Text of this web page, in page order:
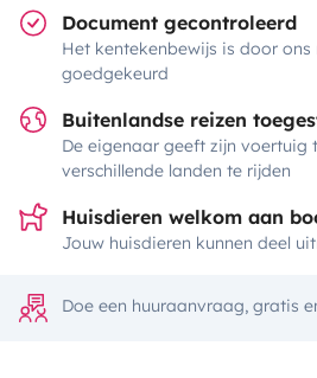
Document gecontroleerd
Het kentekenbewijs is door ons
goedgekeurd
Buitenlandse reizen
De eigenaar geeft zijn voertuig
verschillende landen te rijden
Huisdieren welkom aan
Jouw huisdieren kunnen deel
Doe een huuraanvraag, gratis